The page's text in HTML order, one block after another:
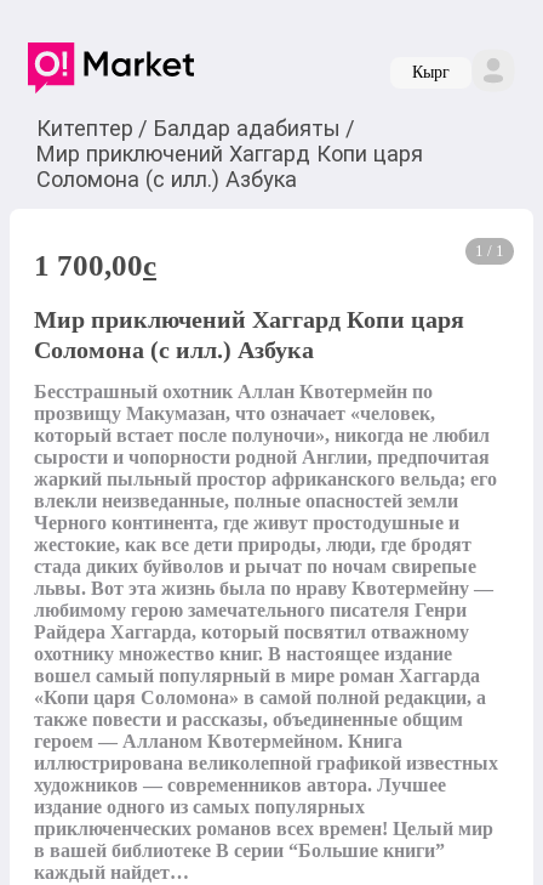
Кырг
Китептер / Балдар адабияты /
Мир приключений Хаггард Копи царя
Соломона (с илл.) Азбука
1 / 1
1 700,00c
Мир приключений Хаггард Копи царя
Соломона (с илл.) Азбука
Бесстрашный охотник Аллан Квотермейн по
прозвищу Макумазан, что означает «человек,
который встает после полуночи», никогда не любил
сырости и чопорности родной Англии, предпочитая
жаркий пыльный простор африканского вельда; его
влекли неизведанные, полные опасностей земли
Черного континента, где живут простодушные и
жестокие, как все дети природы, люди, где бродят
стада диких буйволов и рычат по ночам свирепые
львы. Вот эта жизнь была по нраву Квотермейну —
любимому герою замечательного писателя Генри
Райдера Хаггарда, который посвятил отважному
охотнику множество книг. В настоящее издание
вошел самый популярный в мире роман Хаггарда
«Копи царя Соломона» в самой полной редакции, а
также повести и рассказы, объединенные общим
героем — Алланом Квотермейном. Книга
иллюстрирована великолепной графикой известных
художников — современников автора. Лучшее
издание одного из самых популярных
приключенческих романов всех времен! Целый мир
в вашей библиотеке В серии “Большие книги”
каждый найдет…